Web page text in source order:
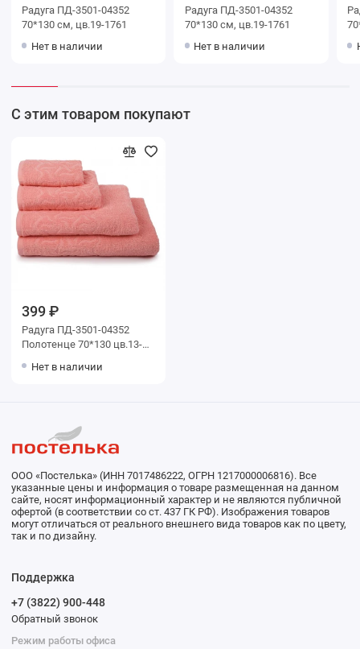
Радуга ПД-3501-04352
70*130 см, цв.19-1761
Нет в наличии
Радуга ПД-3501-04352
70*130 см, цв.19-1761
Нет в наличии
С этим товаром покупают
399 ₽
Радуга ПД-3501-04352
Полотенце 70*130 цв.13-
Нет в наличии
ООО «Постелька» (ИНН 7017486222, ОГРН 1217000006816). Все
указанные цены и информация о товаре размещенная на данном
сайте, носят информационный характер и не являются публичной
офертой (в соответствии со ст. 437 ГК РФ). Изображения товаров
могут отличаться от реального внешнего вида товаров как по цвету,
так и по дизайну.
Поддержка
+7 (3822) 900-448
Обратный звонок
Режим работы офиса